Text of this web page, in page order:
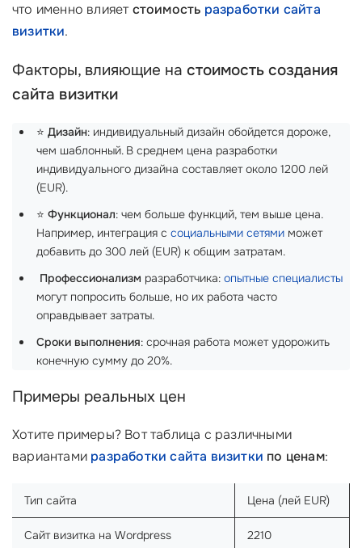
что именно влияетстоимость разработки сайта
визитки.
Факторы, влияющие на стоимость создания
сайта визитки
⭐ Дизайн: индивидуальный дизайн обойдется дороже,
чем шаблонный. В среднем цена разработки
индивидуального дизайна составляет около 1200 лей
(EUR).
⭐ Функционал: чем больше функций, тем выше цена.
Например, интеграция с социальными сетями может
добавить до 300 лей (EUR) к общим затратам.
Профессионализм разработчика: опытные специалисты
могут попросить больше, но их работа часто
оправдывает затраты.
Сроки выполнения: срочная работа может удорожить
конечную сумму до 20%.
Примеры реальных цен
Хотите примеры? Вот таблица с различными
вариантами разработки сайта визитки по ценам:
Тип сайта Цена (лей EUR)
Сайт визитка на Wordpress 2210